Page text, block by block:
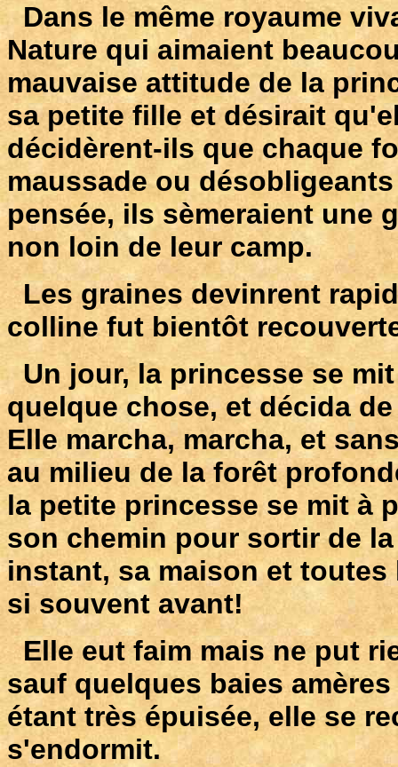
Dans le même royaume
Nature qui aimaient
mauvaise attitude de la
sa petite fille et désirait
décidèrent-ils que chaque
maussade ou
pensée, ils sèmeraient une
non loin de leur camp.
Les graines devinrent
colline fut bientôt
Un jour, la princesse se
quelque chose, et décida
Elle marcha, marcha, et
au milieu de la forêt
la petite princesse se mit à
son chemin pour sortir de
instant, sa maison et
si souvent avant!
Elle eut faim mais ne put
sauf quelques baies
étant très épuisée, elle se
s'endormit.